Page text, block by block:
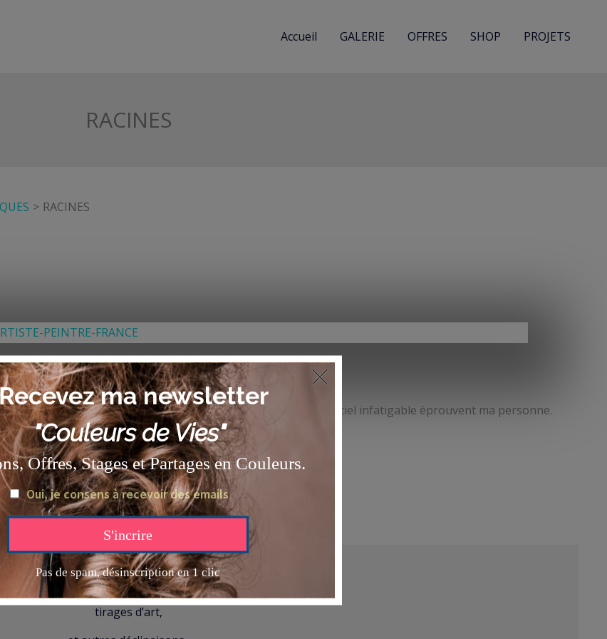
Accueil GALERIE OFFRES SHOP PROJETS
RACINES
RACINES
où la sécheresse du sol et les couleurs changeantes d’un ciel infatigable éprouvent ma personne.
que dans mes changements de vies..
ŒUVRES ORIGINALES,
impressions sur toiles,
tirages d’art,